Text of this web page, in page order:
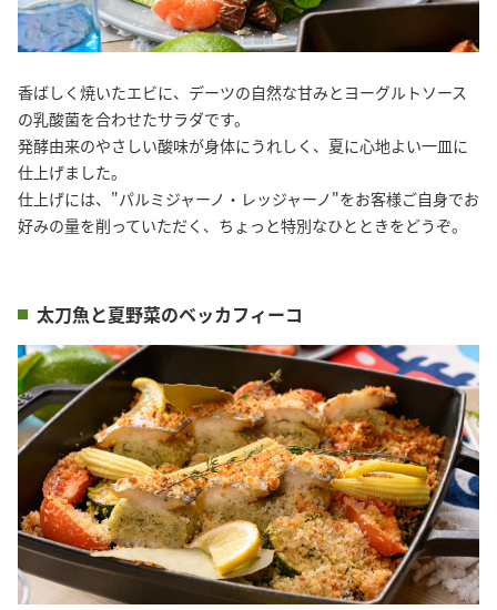
香ばしく焼いたエビに、デーツの自然な甘みとヨーグルトソース
の乳酸菌を合わせたサラダです。
発酵由来のやさしい酸味が身体にうれしく、夏に心地よい一皿に
仕上げました。
仕上げには、"パルミジャーノ・レッジャーノ"をお客様ご自身でお
好みの量を削っていただく、ちょっと特別なひとときをどうぞ。
太刀魚と夏野菜のベッカフィーコ